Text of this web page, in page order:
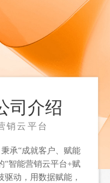
司介绍
销云平台
承“成就客户、赋能
“智能营销云平台+赋
动，用数据赋能，